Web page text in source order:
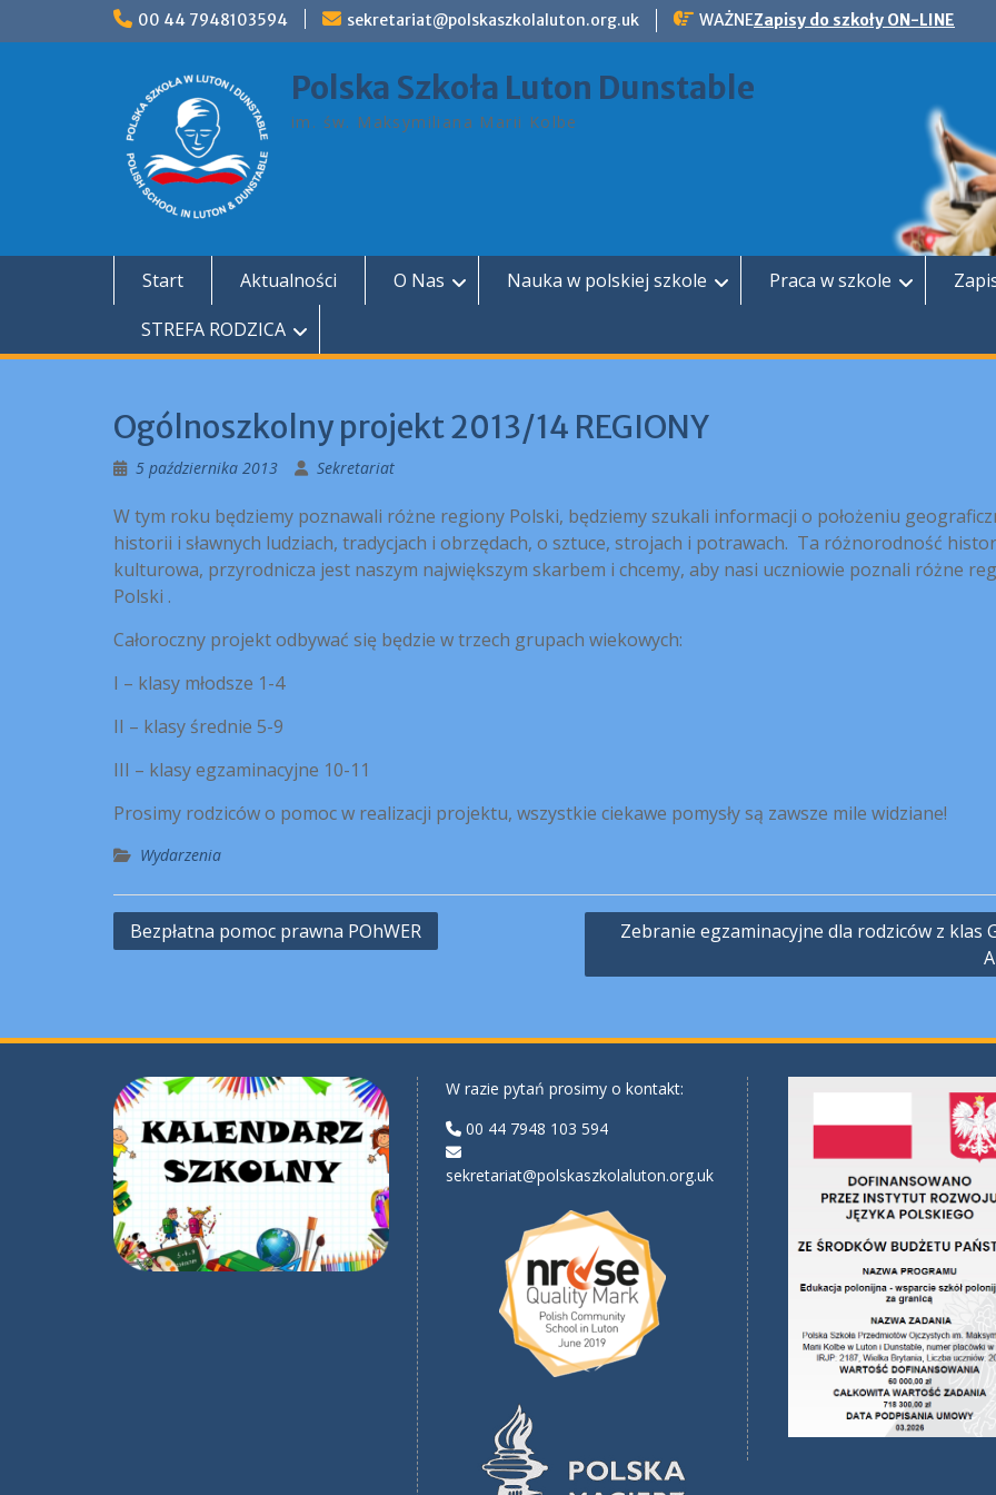
00 44 7948103594 sekretariat@polskaszkolaluton.org.uk WAŻNEZapisy do szkoły ON-LINE
Polska Szkoła Luton Dunstable
im. św. Maksymiliana Marii Kolbe
Start Aktualności O Nas Nauka w polskiej szkole Praca w szkole
STREFA RODZICA
Ogólnoszkolny projekt 2013/14 REGIONY
5 października 2013 Sekretariat
W tym roku będziemy poznawali różne regiony Polski, będziemy szukali informacji o położeniu
historii i sławnych ludziach, tradycjach i obrzędach, o sztuce, strojach i potrawach. Ta różnorodność
kulturowa, przyrodnicza jest naszym największym skarbem i chcemy, aby nasi uczniowie poznali różne
Polski .
Całoroczny projekt odbywać się będzie w trzech grupach wiekowych:
I – klasy młodsze 1-4
II – klasy średnie 5-9
III – klasy egzaminacyjne 10-11
Prosimy rodziców o pomoc w realizacji projektu, wszystkie ciekawe pomysły są zawsze mile widziane!
Wydarzenia
Nawigacja
Bezpłatna pomoc prawna POhWER
Zebranie egzaminacyjne dla rodziców z klas
W razie pytań prosimy o kontakt:
00 44 7948 103 594
sekretariat@polskaszkolaluton.org.uk